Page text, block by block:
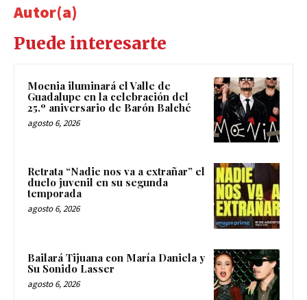
Autor(a)
Puede interesarte
Moenia iluminará el Valle de
Guadalupe en la celebración del
25.º aniversario de Barón Balché
agosto 6, 2026
Retrata “Nadie nos va a extrañar” el
duelo juvenil en su segunda
temporada
agosto 6, 2026
Bailará Tijuana con María Daniela y
Su Sonido Lasser
agosto 6, 2026